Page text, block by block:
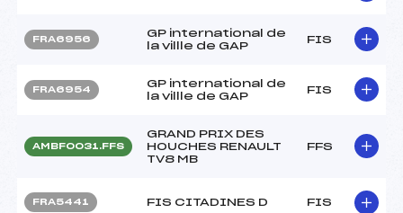
FRA6956
GP international de
la villle de GAP
FIS
FRA6954
GP international de
la villle de GAP
FIS
AMBF0031.FFS
GRAND PRIX DES
HOUCHES RENAULT
TV8 MB
FFS
FRA5441 FIS CITADINES D FIS